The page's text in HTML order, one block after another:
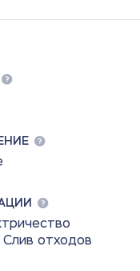
Слив отходов